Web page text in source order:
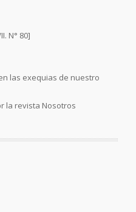
N° 80]
las exequias de nuestro
la revista Nosotros